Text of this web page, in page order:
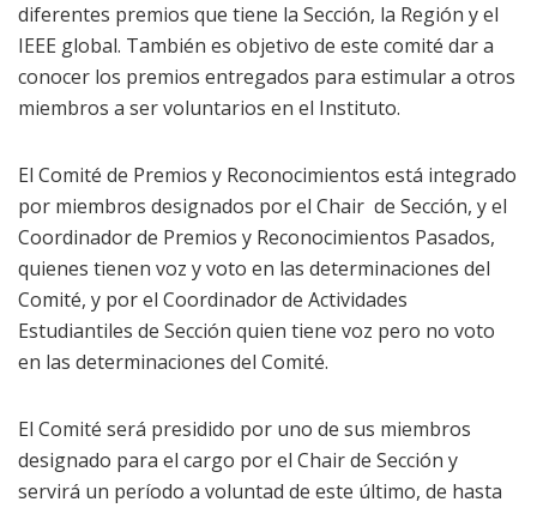
diferentes premios que tiene la Sección, la Región y el
IEEE global. También es objetivo de este comité dar a
conocer los premios entregados para estimular a otros
miembros a ser voluntarios en el Instituto.
El Comité de Premios y Reconocimientos está integrado
por miembros designados por el Chair de Sección, y el
Coordinador de Premios y Reconocimientos Pasados,
quienes tienen voz y voto en las determinaciones del
Comité, y por el Coordinador de Actividades
Estudiantiles de Sección quien tiene voz pero no voto
en las determinaciones del Comité.
El Comité será presidido por uno de sus miembros
designado para el cargo por el Chair de Sección y
servirá un período a voluntad de este último, de hasta